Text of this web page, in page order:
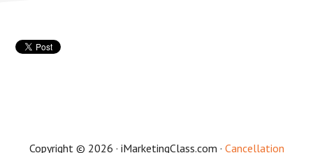
Copyright © 2026 · iMarketingClass.com · Cancellation